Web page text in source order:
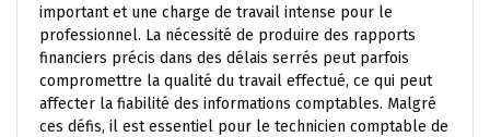
important et une charge de travail intense pour le
professionnel. La nécessité de produire des rapports
financiers précis dans des délais serrés peut parfois
compromettre la qualité du travail effectué, ce qui peut
affecter la fiabilité des informations comptables. Malgré
ces défis, il est essentiel pour le technicien comptable de